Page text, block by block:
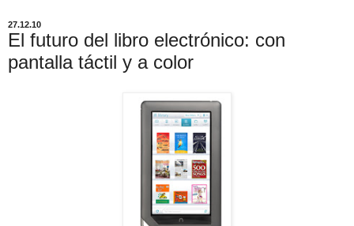
27.12.10
El futuro del libro electrónico: con
pantalla táctil y a color